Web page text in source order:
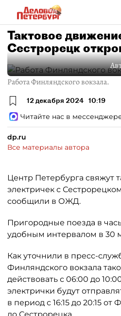
Тактовое
Сестрорецк
Работа Финляндского вокзала.
12 декабря 2024 10:19
Читайте нас в
dp.ru
Все материалы автора
Центр Петербурга свяжут
электричек с
сообщили в ОЖД.
Пригородные поезда в
удобным интервалом в 30
Как уточнили в пресс-
Финляндского вокзала
действовать с 06:00 до
электрички будут
в период с 16:15 до 20:15 от